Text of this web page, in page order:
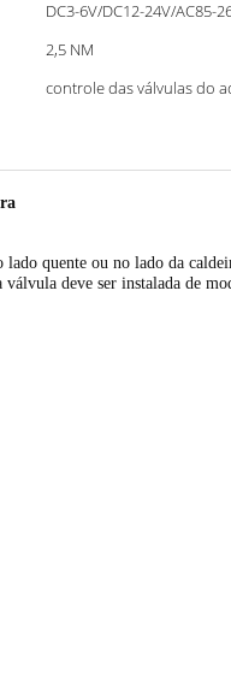
DC3-6V/DC12-24V/AC85-
2,5 NM
controle das válvulas do
quente ou no lado da
deve ser instalada de